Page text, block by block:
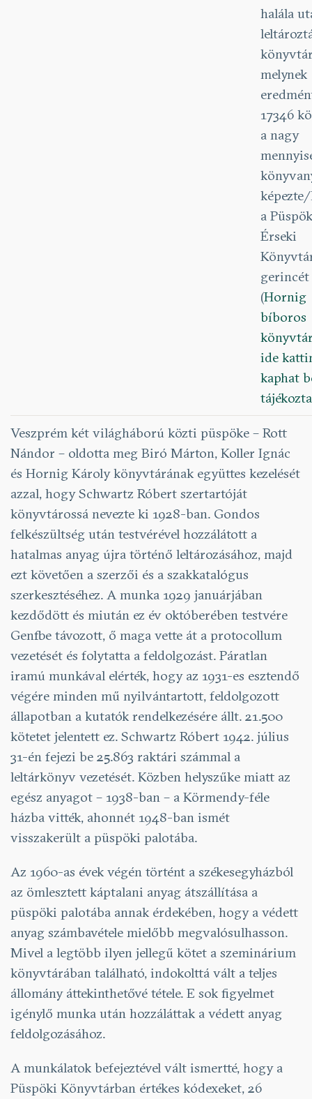
halála
melynek
17346
a nagy
a
Érseki
gerincét
(Hornig
bíboros
ide
kaphat
Veszprém két világháború közti püspöke – Rott
Nándor – oldotta meg Biró Márton, Koller Ignác
és Hornig Károly könyvtárának együttes kezelését
azzal, hogy Schwartz Róbert szertartóját
könyvtárossá nevezte ki 1928-ban. Gondos
felkészültség után testvérével hozzálátott a
hatalmas anyag újra történő leltározásához, majd
ezt követően a szerzői és a szakkatalógus
szerkesztéséhez. A munka 1929 januárjában
kezdődött és miután ez év októberében testvére
Genfbe távozott, ő maga vette át a protocollum
vezetését és folytatta a feldolgozást. Páratlan
iramú munkával elérték, hogy az 1931-es esztendő
végére minden mű nyilvántartott, feldolgozott
állapotban a kutatók rendelkezésére állt. 21.500
kötetet jelentett ez. Schwartz Róbert 1942. július
31-én fejezi be 25.863 raktári számmal a
leltárkönyv vezetését. Közben helyszűke miatt az
egész anyagot – 1938-ban – a Körmendy-féle
házba vitték, ahonnét 1948-ban ismét
visszakerült a püspöki palotába.
Az 1960-as évek végén történt a székesegyházból
az ömlesztett káptalani anyag átszállítása a
püspöki palotába annak érdekében, hogy a védett
anyag számbavétele mielőbb megvalósulhasson.
Mivel a legtöbb ilyen jellegű kötet a szeminárium
könyvtárában található, indokolttá vált a teljes
állomány áttekinthetővé tétele. E sok figyelmet
igénylő munka után hozzáláttak a védett anyag
feldolgozásához.
A munkálatok befejeztével vált ismertté, hogy a
Püspöki Könyvtárban értékes kódexeket, 26